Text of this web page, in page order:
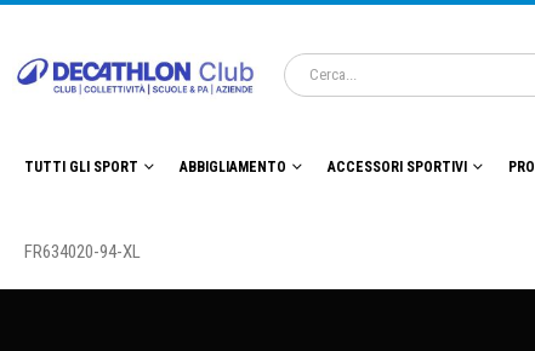
TUTTI GLI SPORT ABBIGLIAMENTO ACCESSORI SPORTIVI
FR634020-94-XL